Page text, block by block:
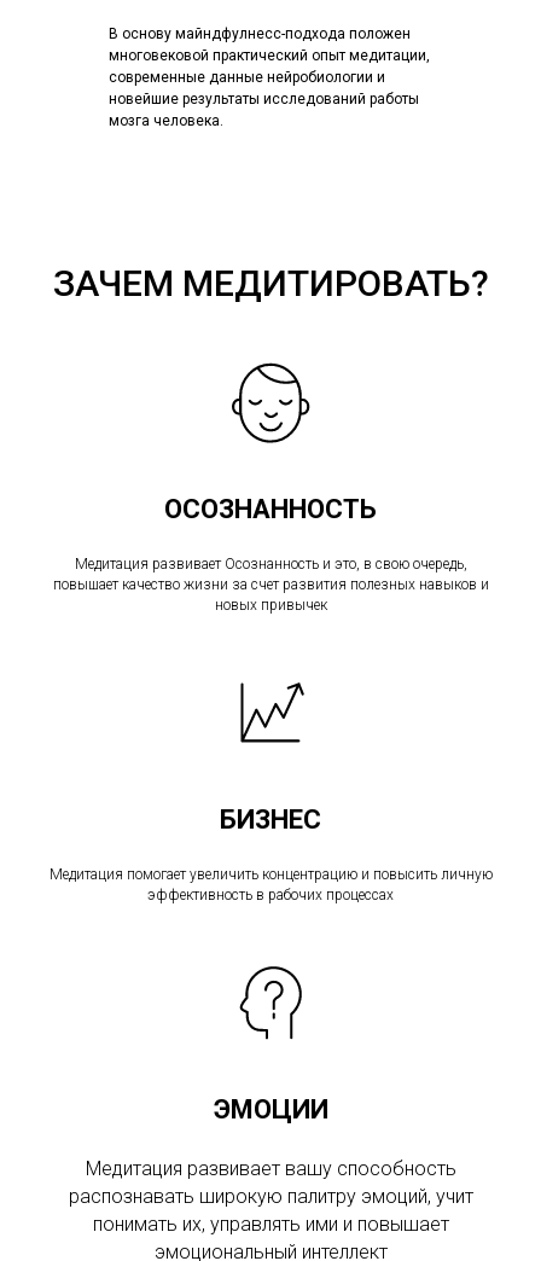
В основу майндфулнесс-подхода положен
многовековой практический опыт медитации,
современные данные нейробиологии и
новейшие результаты исследований работы
мозга человека.
ЗАЧЕМ МЕДИТИРОВАТЬ?
ОСОЗНАННОСТЬ
Медитация развивает Осознанность и это, в свою очередь,
повышает качество жизни за счет развития полезных навыков и
новых привычек
БИЗНЕС
Медитация помогает увеличить концентрацию и повысить личную
эффективность в рабочих процессах
ЭМОЦИИ
Медитация развивает вашу способность
распознавать широкую палитру эмоций, учит
понимать их, управлять ими и повышает
эмоциональный интеллект